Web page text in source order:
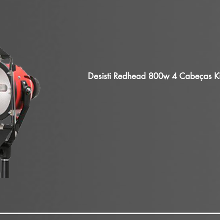
Desisti Redhead 800w 4 Cabeças